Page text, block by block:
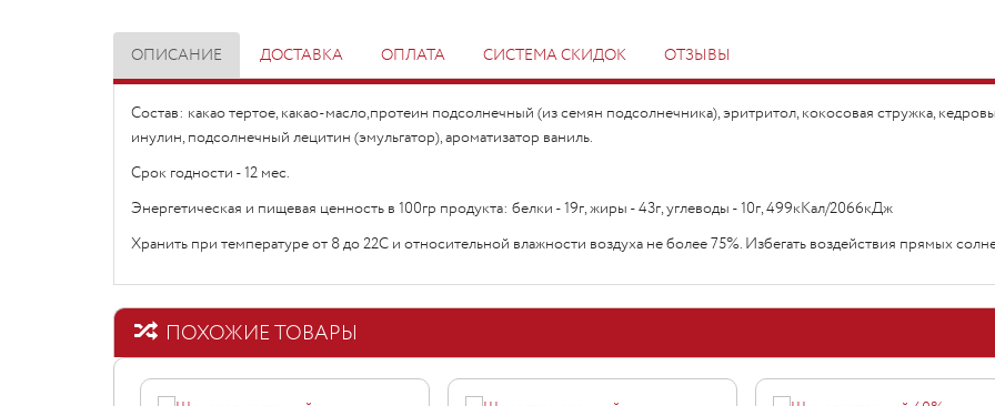
ОПИСАНИЕ ДОСТАВКА ОПЛАТА СИСТЕМА СКИДОК ОТЗЫВЫ
Состав: какао тертое, какао-масло,протеин подсолнечный (из семян подсолнечника), эритритол, кокосовая стружка,
инулин, подсолнечный лецитин (эмульгатор), ароматизатор ваниль.
Срок годности - 12 мес.
Энергетическая и пищевая ценность в 100гр продукта: белки - 19г, жиры - 43г, углеводы - 10г, 499кКал/2066кДж
Хранить при температуре от 8 до 22С и относительной влажности воздуха не более 75%. Избегать воздействия прямых
ПОХОЖИЕ ТОВАРЫ